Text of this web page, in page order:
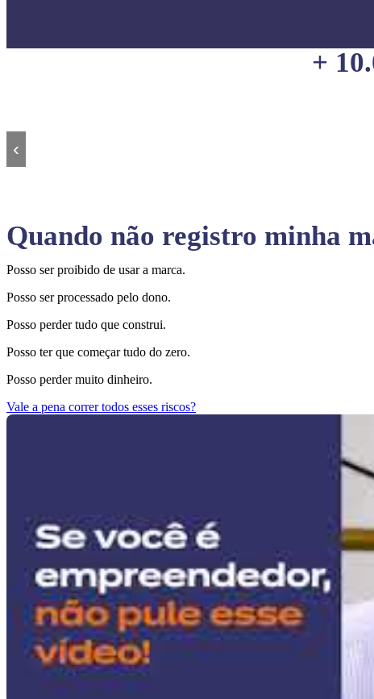
+
‹
Quando não registro minha
Posso ser proibido de usar a marca.
Posso ser processado pelo dono.
Posso perder tudo que construi.
Posso ter que começar tudo do zero.
Posso perder muito dinheiro.
Vale a pena correr todos esses riscos?